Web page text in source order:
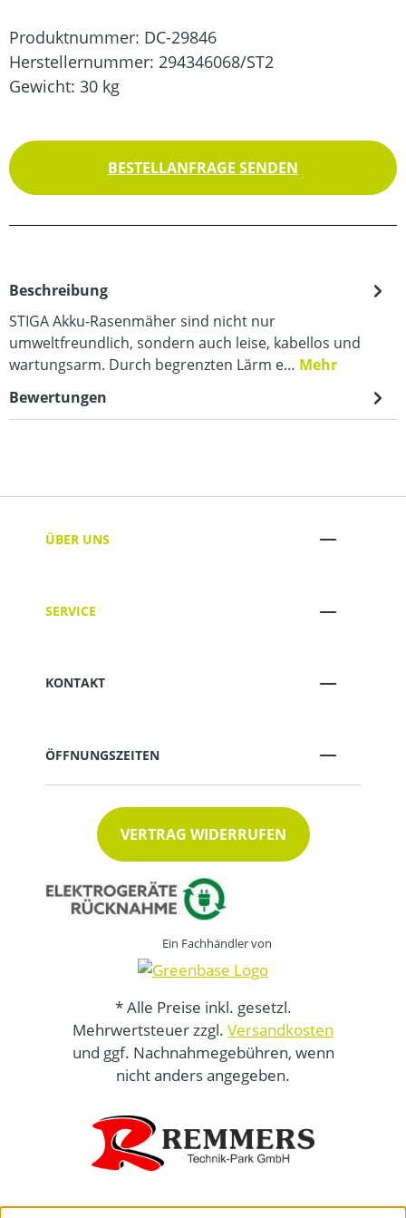
Produktnummer: DC-29846
Herstellernummer: 294346068/ST2
Gewicht: 30 kg
BESTELLANFRAGE SENDEN
Beschreibung
STIGA Akku-Rasenmäher sind nicht nur
umweltfreundlich, sondern auch leise, kabellos und
wartungsarm. Durch begrenzten Lärm e… Mehr
Bewertungen
ÜBER UNS
SERVICE
KONTAKT
ÖFFNUNGSZEITEN
VERTRAG WIDERRUFEN
Ein Fachhändler von
* Alle Preise inkl. gesetzl.
Mehrwertsteuer zzgl. Versandkosten
und ggf. Nachnahmegebühren, wenn
nicht anders angegeben.